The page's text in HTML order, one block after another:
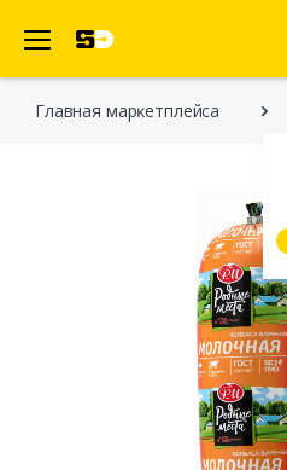
Главная марĸетплейса